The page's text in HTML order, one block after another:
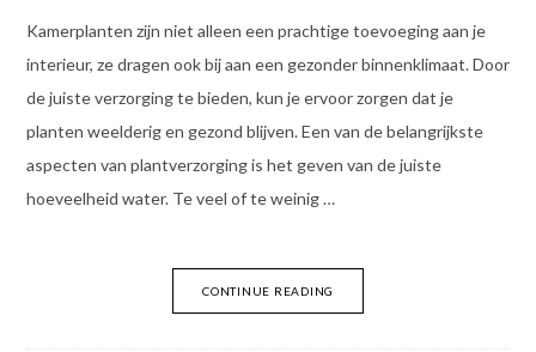
Kamerplanten zijn niet alleen een prachtige toevoeging aan je
interieur, ze dragen ook bij aan een gezonder binnenklimaat. Door
de juiste verzorging te bieden, kun je ervoor zorgen dat je
planten weelderig en gezond blijven. Een van de belangrijkste
aspecten van plantverzorging is het geven van de juiste
hoeveelheid water. Te veel of te weinig …
CONTINUE READING